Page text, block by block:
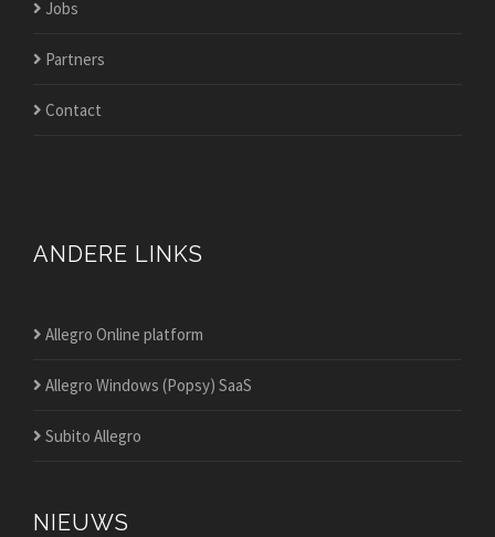
Jobs
Partners
Contact
ANDERE LINKS
Allegro Online platform
Allegro Windows (Popsy) SaaS
Subito Allegro
NIEUWS